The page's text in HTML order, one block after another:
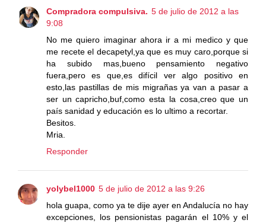
Compradora compulsiva. 5 de julio de 2012 a las
9:08
No me quiero imaginar ahora ir a mi medico y que
me recete el decapetyl,ya que es muy caro,porque si
ha subido mas,bueno pensamiento negativo
fuera,pero es que,es difícil ver algo positivo en
esto,las pastillas de mis migrañas ya van a pasar a
ser un capricho,buf,como esta la cosa,creo que un
país sanidad y educación es lo ultimo a recortar.
Besitos.
Mria.
Responder
yolybel1000 5 de julio de 2012 a las 9:26
hola guapa, como ya te dije ayer en Andalucía no hay
excepciones, los pensionistas pagarán el 10% y el